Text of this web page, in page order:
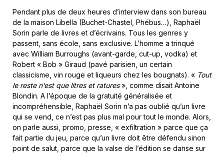
Pendant plus de deux heures d’interview dans son bureau
de la maison Libella (Buchet-Chastel, Phébus…), Raphaël
Sorin parle de livres et d’écrivains. Tous les genres y
passent, sans école, sans exclusive. L’homme a trinqué
avec William Burroughs (avant-garde, cut-up, vodka) et
Robert « Bob » Giraud (pavé parisien, un certain
classicisme, vin rouge et liqueurs chez les bougnats). « Tout
le reste n’est que litres et ratures», comme disait Antoine
Blondin. A l’époque de la gratuité généralisée et
incompréhensible, Raphaël Sorin n’a pas oublié qu’un livre
qui se vend, ce n’est pas plus mal pour tout le monde. Alors,
on parle aussi, promo, presse, « exfiltration » parce que ça
fait partie du jeu, parce qu’un livre doit être défendu sinon
point de salut, parce que la valse de l’édition se danse sur